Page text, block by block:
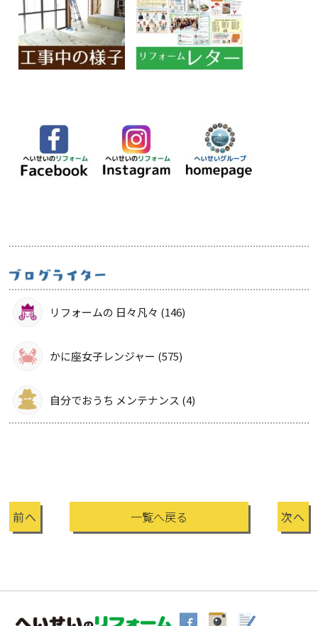
リフォームの 日々凡々 (146)
かに座女子レンジャー (575)
自分でおうち メンテナンス (4)
前へ 一覧へ戻る 次へ